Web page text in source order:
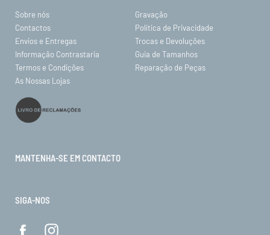
Sobre nós
Gravação
Contactos
Política de Privacidade
Envios e Entregas
Trocas e Devoluções
Informação Contrastaria
Guia de Tamanhos
Termos e Condições
Reparação de Peças
As Nossas Lojas
MANTENHA-SE EM CONTACTO
SIGA-NOS